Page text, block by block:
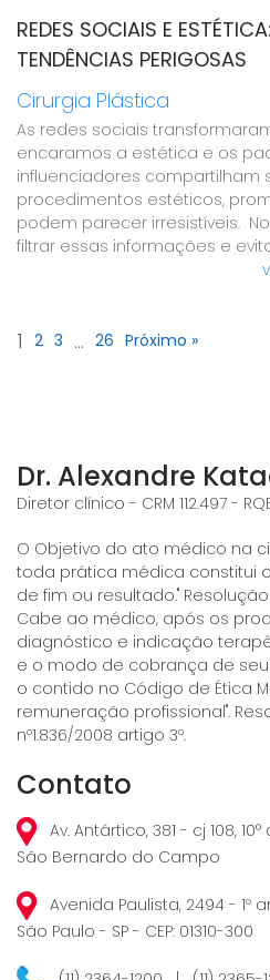
REDES SOCIAIS E
TENDÊNCIAS PERIGOSAS
Cirurgia Plástica
As redes sociais
encaramos a estética e os
influenciadores compartilham
procedimentos estéticos,
podem parecer irresistíveis.
filtrar essas informações e
1 2 3 … 26 Próximo »
Dr. Alexandre
Diretor clínico - CRM 112.497 -
O Objetivo do ato médico na
toda prática médica constitui
de fim ou resultado." Resolução
Cabe ao médico, após os
diagnóstico e indicação
e o modo de cobrança de
o contido no Código de Ética
remuneração profissional".
nº1.836/2008 artigo 3º.
Contato
Av. Antártico, 381 - cj 108,
São Bernardo do Campo
Avenida Paulista, 2494 - 1º
São Paulo - SP - CEP: 01310-300